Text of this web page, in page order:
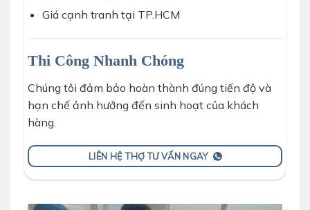
Giá cạnh tranh tại TP.HCM
Thi Công Nhanh Chóng
Chúng tôi đảm bảo hoàn thành đúng tiến độ và
hạn chế ảnh hưởng đến sinh hoạt của khách
hàng.
LIÊN HỆ THỢ TƯ VẤN NGAY